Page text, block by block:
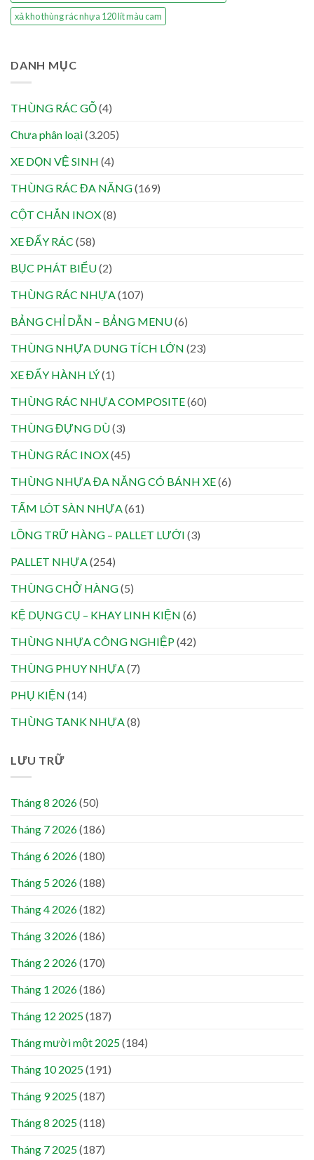
xả kho thùng rác nhựa 120 lít màu cam
DANH MỤC
THÙNG RÁC GỖ(4)
Chưa phân loại(3.205)
XE DỌN VỆ SINH (4)
THÙNG RÁC ĐA NĂNG(169)
CỘT CHẮN INOX(8)
XE ĐẨY RÁC (58)
BỤC PHÁT BIỂU(2)
THÙNG RÁC NHỰA (107)
BẢNG CHỈ DẪN – BẢNG MENU(6)
THÙNG NHỰA DUNG TÍCH LỚN (23)
XE ĐẨY HÀNH LÝ(1)
THÙNG RÁC NHỰA COMPOSITE(60)
THÙNG ĐỰNG DÙ(3)
THÙNG RÁC INOX(45)
THÙNG NHỰA ĐA NĂNG CÓ BÁNH XE(6)
TẤM LÓT SÀN NHỰA (61)
LỒNG TRỮ HÀNG – PALLET LƯỚI (3)
PALLET NHỰA (254)
THÙNG CHỞ HÀNG(5)
KỆ DỤNG CỤ – KHAY LINH KIỆN (6)
THÙNG NHỰA CÔNG NGHIỆP(42)
THÙNG PHUY NHỰA (7)
PHỤ KIỆN (14)
THÙNG TANK NHỰA (8)
LƯU TRỮ
Tháng 8 2026(50)
Tháng 7 2026(186)
Tháng 6 2026(180)
Tháng 5 2026(188)
Tháng 4 2026(182)
Tháng 3 2026(186)
Tháng 2 2026(170)
Tháng 1 2026(186)
Tháng 12 2025(187)
Tháng mười một 2025(184)
Tháng 10 2025(191)
Tháng 9 2025(187)
Tháng 8 2025(118)
Tháng 7 2025(187)